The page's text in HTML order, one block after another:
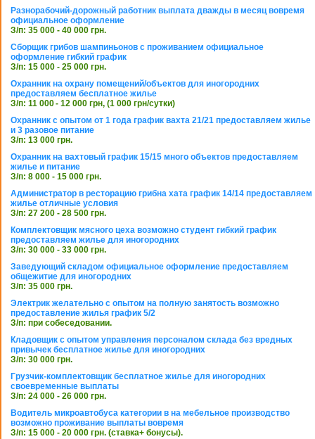
Разнорабочий-дорожный работник выплата дважды в месяц вовремя
официальное оформление
З/п: 35 000 - 40 000 грн.
Сборщик грибов шампиньонов с проживанием официальное
оформление гибкий график
З/п: 15 000 - 25 000 грн.
Охранник на охрану помещений/объектов для иногородних
предоставляем бесплатное жилье
З/п: 11 000 - 12 000 грн, (1 000 грн/сутки)
Охранник с опытом от 1 года график вахта 21/21 предоставляем жилье
и 3 разовое питание
З/п: 13 000 грн.
Охранник на вахтовый график 15/15 много объектов предоставляем
жилье и питание
З/п: 8 000 - 15 000 грн.
Администратор в ресторацию грибна хата график 14/14 предоставляем
жилье отличные условия
З/п: 27 200 - 28 500 грн.
Комплектовщик мясного цеха возможно студент гибкий график
предоставляем жилье для иногородних
З/п: 30 000 - 33 000 грн.
Заведующий складом официальное оформление предоставляем
общежитие для иногородних
З/п: 35 000 грн.
Электрик желательно с опытом на полную занятость возможно
предоставление жилья график 5/2
З/п: при собеседовании.
Кладовщик с опытом управления персоналом склада без вредных
привычек бесплатное жилье для иногородних
З/п: 30 000 грн.
Грузчик-комплектовщик бесплатное жилье для иногородних
своевременные выплаты
З/п: 24 000 - 26 000 грн.
Водитель микроавтобуса категории в на мебельное производство
возможно проживание выплаты вовремя
З/п: 15 000 - 20 000 грн. (ставка+ бонусы).